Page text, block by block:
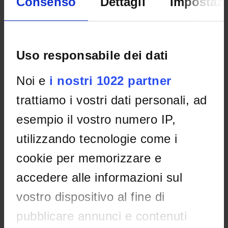
Uso responsabile dei dati
Noi e i nostri 1022 partner
trattiamo i vostri dati personali, ad
esempio il vostro numero IP,
utilizzando tecnologie come i
cookie per memorizzare e
accedere alle informazioni sul
vostro dispositivo al fine di
pubblicare annunci e contenuti
all'insegnamento Teorie e metodi dell'educazione inclusiva.
OFFERTA FORMATIVA
CORSI DI STUDIO
DOTTORATI, MASTER E FORMAZIONE SUPERIORE
Contatti
Luoghi
Calendario